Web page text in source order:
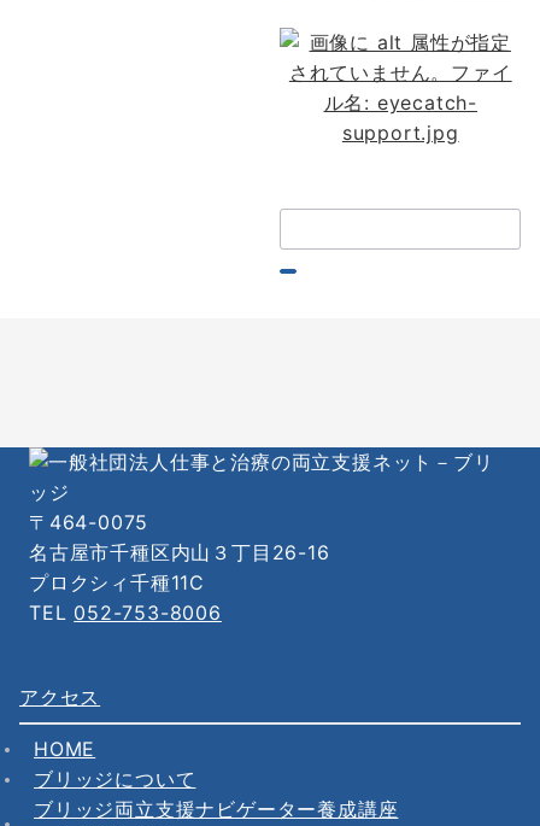
索：
〒464-0075
名古屋市千種区内山３丁目26-16
プロクシィ千種11C
TEL 052-753-8006
アクセス
HOME
ブリッジについて
ブリッジ両立支援ナビゲーター養成講座